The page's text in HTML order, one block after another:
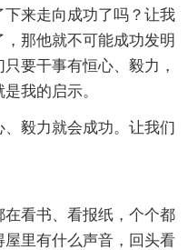
来走向成功了吗？让我
那他就不可能成功发明
要干事有恒心、毅力，
我的启示。
毅力就会成功。让我们
看书、看报纸，个个都
里有什么声音，回头看